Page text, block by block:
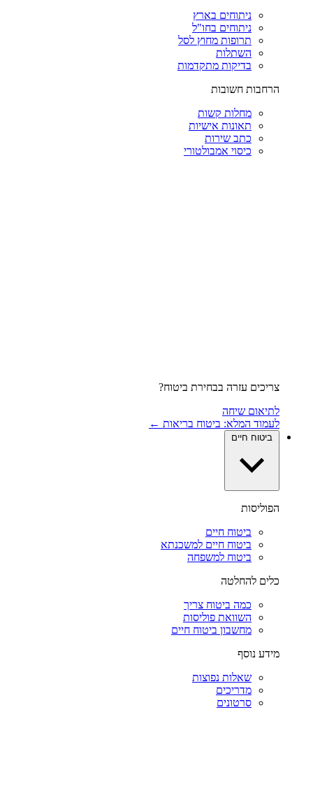
ניתוחים בארץ
ניתוחים בחו"ל
תרופות מחוץ לסל
השתלות
בדיקות מתקדמות
הרחבות חשובות
מחלות קשות
תאונות אישיות
כתב שירות
כיסוי אמבולטורי
צריכים עזרה בבחירת ביטוח?
לתיאום שיחה
לעמוד המלא: ביטוח בריאות ←
ביטוח חיים
הפוליסות
ביטוח חיים
ביטוח חיים למשכנתא
ביטוח למשפחה
כלים להחלטה
כמה ביטוח צריך
השוואת פוליסות
מחשבון ביטוח חיים
מידע נוסף
שאלות נפוצות
מדריכים
סרטונים